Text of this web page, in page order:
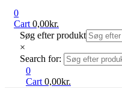
0
Cart 0,00kr.
Søg efter produkt
×
Search for:
0
Cart 0,00kr.